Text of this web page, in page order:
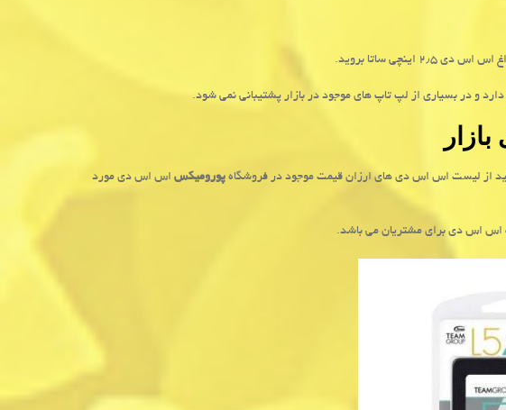
ساتا بروید.
و در بسیاری از لپ تاپ های موجود در بازار پشتیبانی نمی شود.
از لیست اس اس دی های ارزان قیمت موجود در فروشگاه پورومیکس اس اس دی مورد
اس اس دی برای مشتریان می باشد.